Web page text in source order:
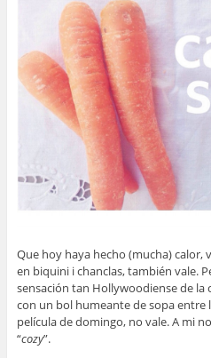
Que hoy haya hecho (mucha) calor,
en biquini i chanclas, también vale.
sensación tan Hollywoodiense de la
con un bol humeante de sopa entre
película de domingo, no vale. A mi
“cozy”.